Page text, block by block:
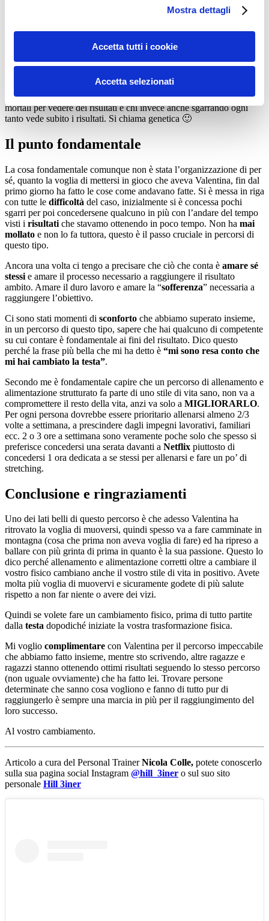
Mostra dettagli
Accetta tutti i cookie
Accetta selezionati
precedentemente da altri professionisti (per quanto bravi) si
nell’intento di seguire una dieta.
settimana per rilassare anche la mente dalla nuova alimentazione e
si possono aumentare a 2/3 gestendoli come spiegato sopra.
Ovviamente non è così per tutti, c’è chi i primi mesi deve fare i salti
mortali per vedere dei risultati e chi invece anche sgarrando ogni
tanto vede subito i risultati. Si chiama genetica 🙂
Il punto fondamentale
La cosa fondamentale comunque non è stata l’organizzazione di per
sé, quanto la voglia di mettersi in gioco che aveva Valentina, fin dal
primo giorno ha fatto le cose come andavano fatte. Si è messa in riga
con tutte le difficoltà del caso, inizialmente si è concessa pochi
sgarri per poi concedersene qualcuno in più con l’andare del tempo
visti i risultati che stavamo ottenendo in poco tempo. Non ha mai
mollato e non lo fa tuttora, questo è il passo cruciale in percorsi di
questo tipo.
Ancora una volta ci tengo a precisare che ciò che conta è amare sé
stessi e amare il processo necessario a raggiungere il risultato
ambito. Amare il duro lavoro e amare la “sofferenza” necessaria a
raggiungere l’obiettivo.
Ci sono stati momenti di sconforto che abbiamo superato insieme,
in un percorso di questo tipo, sapere che hai qualcuno di competente
su cui contare è fondamentale ai fini del risultato. Dico questo
perché la frase più bella che mi ha detto è “mi sono resa conto che
mi hai cambiato la testa”.
Secondo me è fondamentale capire che un percorso di allenamento e
alimentazione strutturato fa parte di uno stile di vita sano, non va a
compromettere il resto della vita, anzi va solo a MIGLIORARLO.
Per ogni persona dovrebbe essere prioritario allenarsi almeno 2/3
volte a settimana, a prescindere dagli impegni lavorativi, familiari
ecc. 2 o 3 ore a settimana sono veramente poche solo che spesso si
preferisce concedersi una serata davanti a Netflix piuttosto di
concedersi 1 ora dedicata a se stessi per allenarsi e fare un po’ di
stretching.
Conclusione e ringraziamenti
Uno dei lati belli di questo percorso è che adesso Valentina ha
ritrovato la voglia di muoversi, quindi spesso va a fare camminate in
montagna (cosa che prima non aveva voglia di fare) ed ha ripreso a
ballare con più grinta di prima in quanto è la sua passione. Questo lo
dico perché allenamento e alimentazione corretti oltre a cambiare il
vostro fisico cambiano anche il vostro stile di vita in positivo. Avete
molta più voglia di muovervi e sicuramente godete di più salute
rispetto a non far niente o avere dei vizi.
Quindi se volete fare un cambiamento fisico, prima di tutto partite
dalla testa dopodiché iniziate la vostra trasformazione fisica.
Mi voglio complimentare con Valentina per il percorso impeccabile
che abbiamo fatto insieme, mentre sto scrivendo, altre ragazze e
ragazzi stanno ottenendo ottimi risultati seguendo lo stesso percorso
(non uguale ovviamente) che ha fatto lei. Trovare persone
determinate che sanno cosa vogliono e fanno di tutto pur di
raggiungerlo è sempre una marcia in più per il raggiungimento del
loro successo.
Al vostro cambiamento.
Articolo a cura del Personal TrainerNicola Colle, potete conoscerlo
sulla sua pagina social Instagram @hill_3iner o sul suo sito
personale Hill 3iner